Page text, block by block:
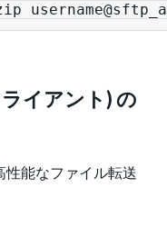
イアント) の
能なファイル転送